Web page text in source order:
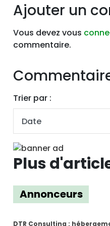
Ajouter un
Vous devez vous
commentaire.
Trier par :
Plus
Annonceurs
DTR Consulting :